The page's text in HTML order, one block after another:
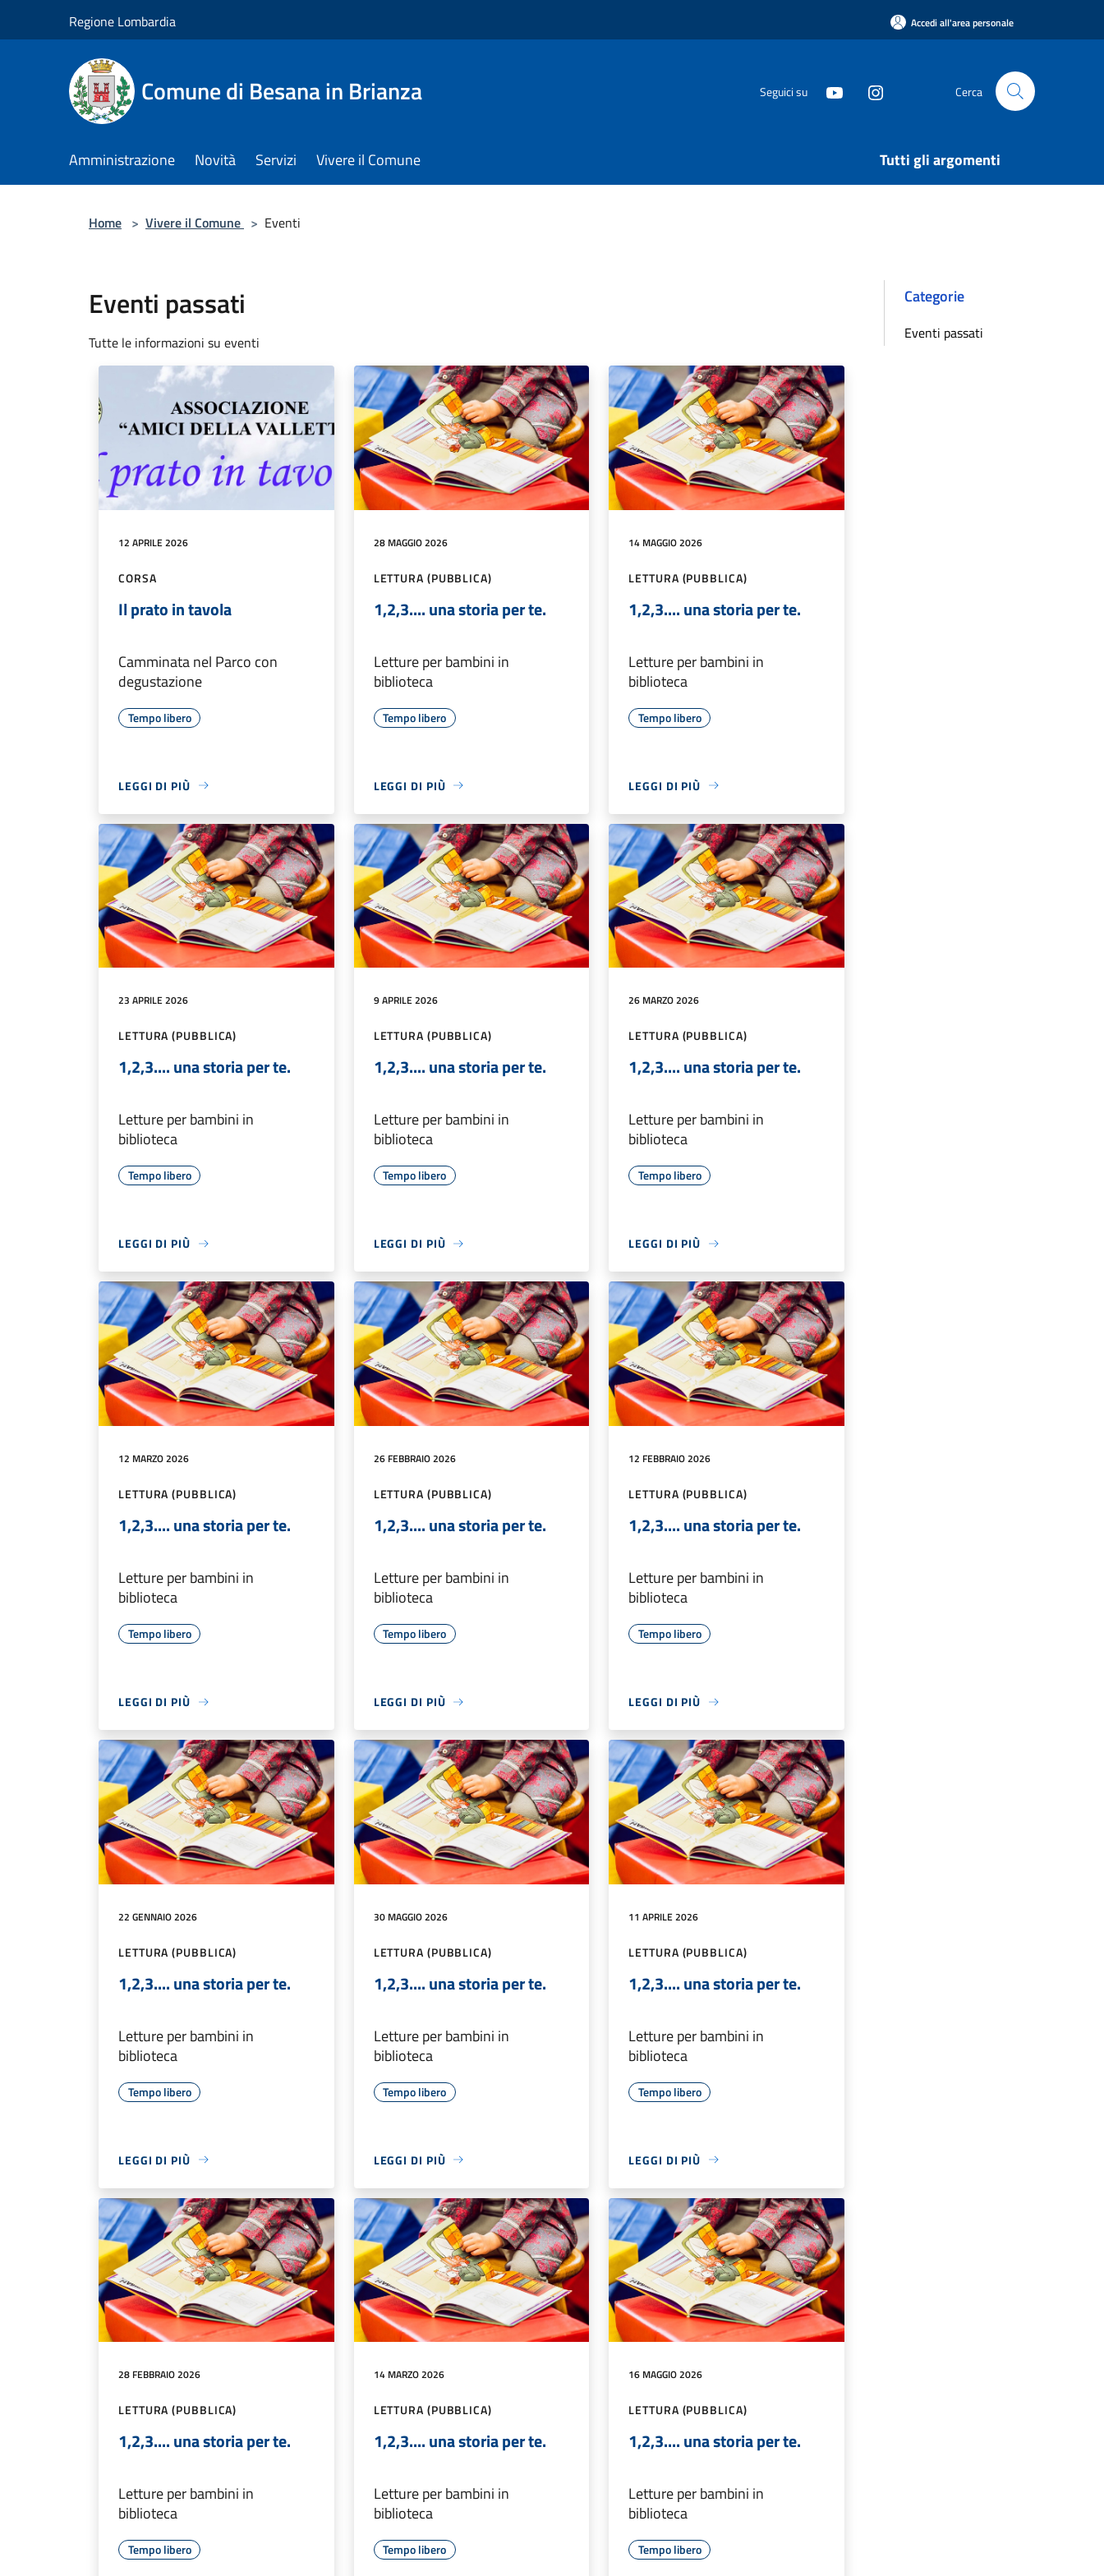
Regione Lombardia Accedi all'area personale
Comune di Besana in Brianza Seguici su Cerca
Amministrazione Novità Servizi Vivere il Comune Tutti gli argomenti
Home > Vivere il Comune > Eventi
Eventi passati
Tutte le informazioni su eventi
12 APRILE 2026
CORSA
Il prato in tavola
Camminata nel Parco con
degustazione
Tempo libero
LEGGI DI PIÙ
28 MAGGIO 2026
LETTURA (PUBBLICA)
1,2,3.... una storia per te.
Letture per bambini in
biblioteca
Tempo libero
LEGGI DI PIÙ
14 MAGGIO 2026
LETTURA (PUBBLICA)
1,2,3.... una storia per te.
Letture per bambini in
biblioteca
Tempo libero
LEGGI DI PIÙ
23 APRILE 2026
LETTURA (PUBBLICA)
1,2,3.... una storia per te.
Letture per bambini in
biblioteca
Tempo libero
LEGGI DI PIÙ
9 APRILE 2026
LETTURA (PUBBLICA)
1,2,3.... una storia per te.
Letture per bambini in
biblioteca
Tempo libero
LEGGI DI PIÙ
26 MARZO 2026
LETTURA (PUBBLICA)
1,2,3.... una storia per te.
Letture per bambini in
biblioteca
Tempo libero
LEGGI DI PIÙ
12 MARZO 2026
LETTURA (PUBBLICA)
1,2,3.... una storia per te.
Letture per bambini in
biblioteca
Tempo libero
LEGGI DI PIÙ
26 FEBBRAIO 2026
LETTURA (PUBBLICA)
1,2,3.... una storia per te.
Letture per bambini in
biblioteca
Tempo libero
LEGGI DI PIÙ
12 FEBBRAIO 2026
LETTURA (PUBBLICA)
1,2,3.... una storia per te.
Letture per bambini in
biblioteca
Tempo libero
LEGGI DI PIÙ
22 GENNAIO 2026
LETTURA (PUBBLICA)
1,2,3.... una storia per te.
Letture per bambini in
biblioteca
Tempo libero
LEGGI DI PIÙ
30 MAGGIO 2026
LETTURA (PUBBLICA)
1,2,3.... una storia per te.
Letture per bambini in
biblioteca
Tempo libero
LEGGI DI PIÙ
11 APRILE 2026
LETTURA (PUBBLICA)
1,2,3.... una storia per te.
Letture per bambini in
biblioteca
Tempo libero
LEGGI DI PIÙ
28 FEBBRAIO 2026
LETTURA (PUBBLICA)
1,2,3.... una storia per te.
Letture per bambini in
biblioteca
Tempo libero
14 MARZO 2026
LETTURA (PUBBLICA)
1,2,3.... una storia per te.
Letture per bambini in
biblioteca
Tempo libero
16 MAGGIO 2026
LETTURA (PUBBLICA)
1,2,3.... una storia per te.
Letture per bambini in
biblioteca
Tempo libero
Categorie
Eventi passati